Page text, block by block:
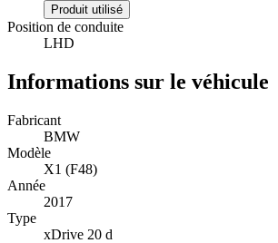
Produit utilisé
Position de conduite
LHD
Informations sur le véhicule
Fabricant
BMW
Modèle
X1 (F48)
Année
2017
Type
xDrive 20 d